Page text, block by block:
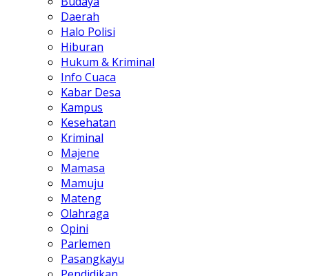
Daerah
Halo Polisi
Hiburan
Hukum & Kriminal
Info Cuaca
Kabar Desa
Kampus
Kesehatan
Kriminal
Majene
Mamasa
Mamuju
Mateng
Olahraga
Opini
Parlemen
Pasangkayu